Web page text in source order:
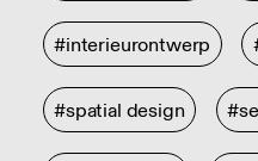
#interieurontwerp
#spatial design